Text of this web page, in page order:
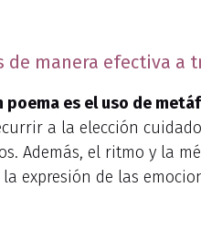
manera efectiva a
es el uso de
a la elección
Además, el ritmo y la
expresión de las